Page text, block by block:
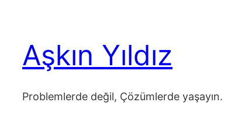
Aşkın Yıldız
Problemlerde değil, Çözümlerde yaşayın.